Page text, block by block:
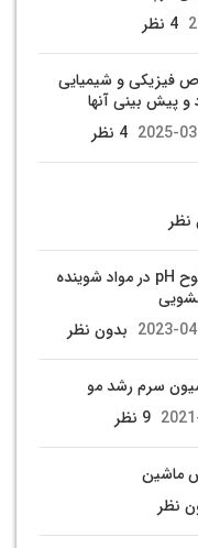
4 نظر
فیزیکی و شیمیایی
و پیش بینی آنها
2025- 4 نظر
نظر
سطوح pH در مواد شوینده
2023- بدون نظر
سرم رشد مو
9 نظر
ماشین
نظر